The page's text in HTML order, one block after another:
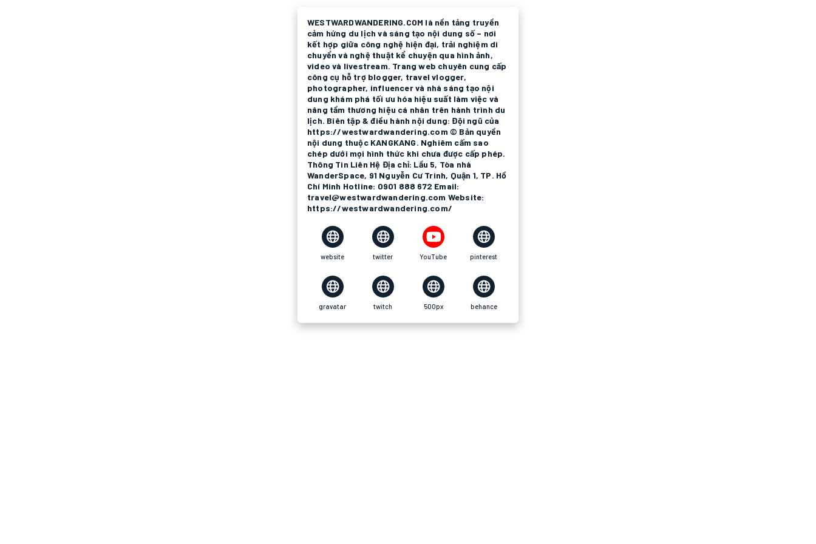
WESTWARDWANDERING.COM là nền tảng truyền
cảm hứng du lịch và sáng tạo nội dung số – nơi
kết hợp giữa công nghệ hiện đại, trải nghiệm di
chuyển và nghệ thuật kể chuyện qua hình ảnh,
video và livestream. Trang web chuyên cung cấp
công cụ hỗ trợ blogger, travel vlogger,
photographer, influencer và nhà sáng tạo nội
dung khám phá tối ưu hóa hiệu suất làm việc và
nâng tầm thương hiệu cá nhân trên hành trình du
lịch. Biên tập & điều hành nội dung: Đội ngũ của
https://westwardwandering.com © Bản quyền
nội dung thuộc KANGKANG. Nghiêm cấm sao
chép dưới mọi hình thức khi chưa được cấp phép.
Thông Tin Liên Hệ Địa chỉ: Lầu 5, Tòa nhà
WanderSpace, 91 Nguyễn Cư Trinh, Quận 1, TP. Hồ
Chí Minh Hotline: 0901 888 672 Email:
travel@westwardwandering.com Website:
https://westwardwandering.com/
website twitter YouTube pinterest
gravatar twitch 500px behance